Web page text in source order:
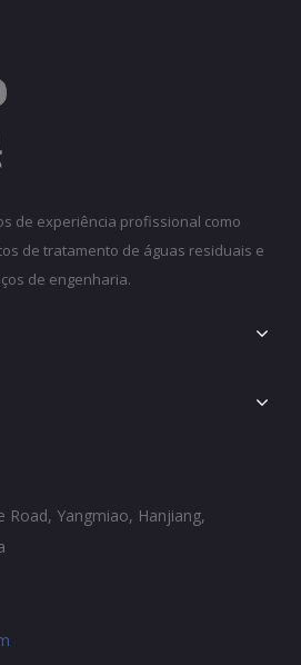
de experiência profissional como
de tratamento de águas residuais e
de engenharia.
Yangmiao, Hanjiang,